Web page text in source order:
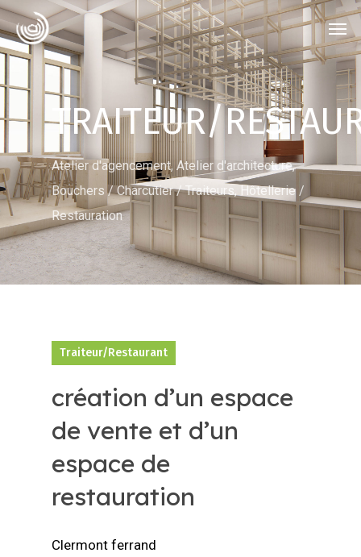
TRAITEUR/
Atelier d'agencement, Atelier d'architecture,
Bouchers / Charcutier / Traiteurs, Hôtellerie /
Restauration
Traiteur/restaurant
création d’un espace
de vente et d’un
espace de
restauration
Clermont ferrand